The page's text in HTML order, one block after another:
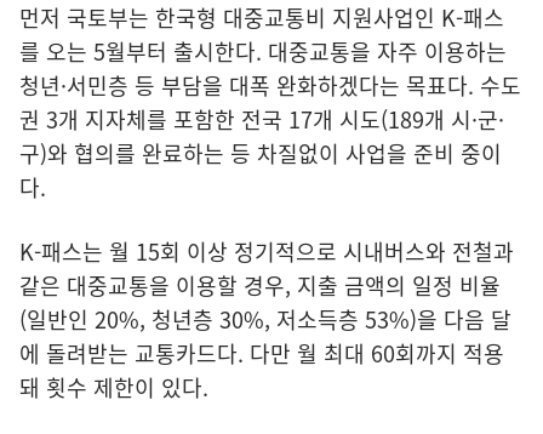
먼저 국토부는 한국형 대중교통비 지원사업인 K-패스
를 오는 5월부터 출시한다. 대중교통을 자주 이용하는
청년·서민층 등 부담을 대폭 완화하겠다는 목표다. 수도
권 3개 지자체를 포함한 전국 17개 시도(189개 시·군·
구)와 협의를 완료하는 등 차질없이 사업을 준비 중이
다.
K-패스는 월 15회 이상 정기적으로 시내버스와 전철과
같은 대중교통을 이용할 경우, 지출 금액의 일정 비율
(일반인 20%, 청년층 30%, 저소득층 53%)을 다음 달
에 돌려받는 교통카드다. 다만 월 최대 60회까지 적용
돼 횟수 제한이 있다.